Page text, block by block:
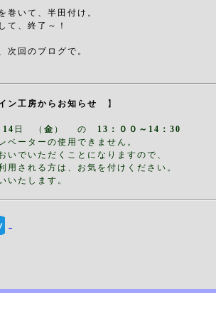
巻いて、半田付け。
て、終了～！
次回のブログで。
ン工房からお知らせ 】
14 日 （ 金 ） の 13：００～14：30
ベーターの使用できません。
いでいただくことになりますので、
用される方は、お気を付けください。
いたします。